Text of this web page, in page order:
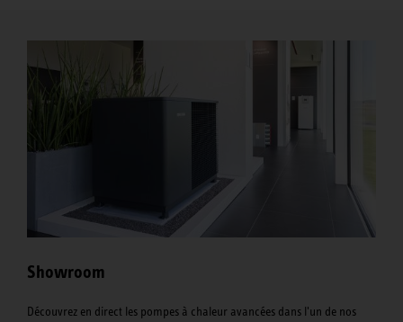
Showroom
Découvrez en direct les pompes à chaleur avancées dans l'un de nos